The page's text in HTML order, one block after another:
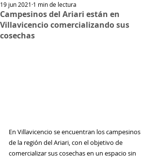
Campesinos del Ariari están en
Villavicencio comercializando sus
cosechas
19 jun 2021 1 min de lectura
En Villavicencio se encuentran los campesinos
de la región del Ariari, con el objetivo de
comercializar sus cosechas en un espacio sin